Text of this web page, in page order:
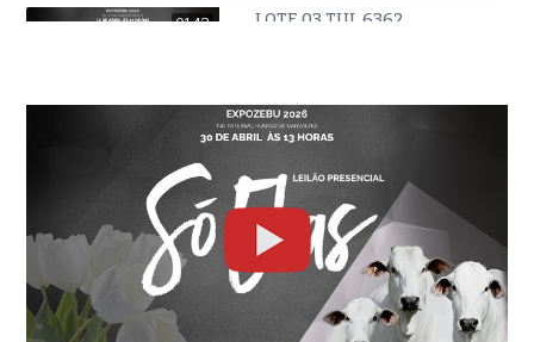
01:43 LOTE 03 TUL 6362
01:22
LOTE 05 TUL 6369